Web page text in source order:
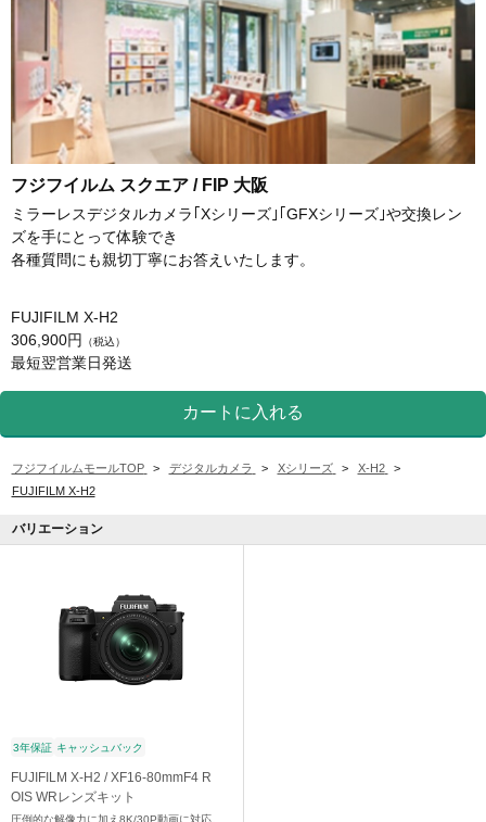
フジフイルム スクエア / FIP 大阪
ミラーレスデジタルカメラ｢Xシリーズ｣｢GFXシリーズ｣や交換レン
ズを手にとって体験でき
各種質問にも親切丁寧にお答えいたします。
FUJIFILM X-H2
306,900円
（税込）
最短翌営業日発送
フジフイルムモールTOP > デジタルカメラ > Xシリーズ > X-H2
>
FUJIFILM X-H2
バリエーション
3年保証 キャッシュバック
FUJIFILM X-H2 / XF16-80mmF4 R
OIS WRレンズキット
圧倒的な解像力に加え8K/30P動画に対応。